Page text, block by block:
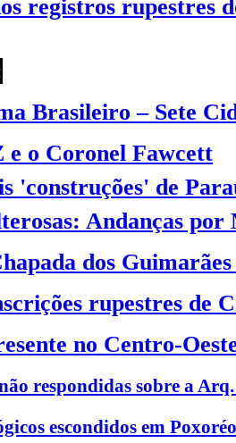
registros rupestres
Brasileiro – Sete
o Coronel Fawcett
'construções' de
Andanças por
dos
rupestres de
no Centro-
respondidas sobre a
escondidos em Poxoréo